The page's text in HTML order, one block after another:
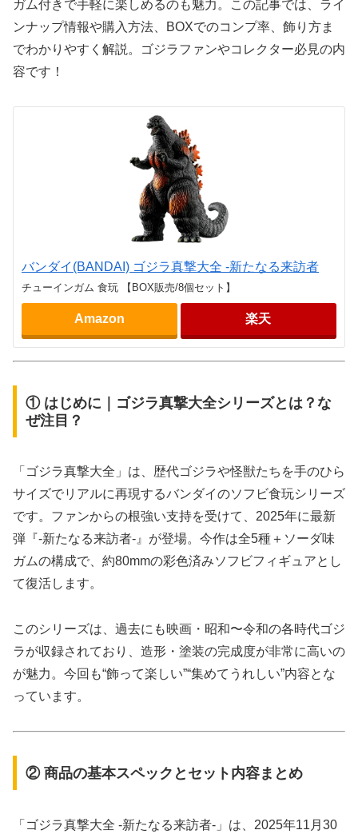
ガム付きで手軽に楽しめるのも魅力。この記事では、ライ
ンナップ情報や購入方法、BOXでのコンプ率、飾り方ま
でわかりやすく解説。ゴジラファンやコレクター必見の内
容です！
バンダイ(BANDAI) ゴジラ真撃大全 -新たなる来訪者
チューインガム 食玩 【BOX販売/8個セット】
Amazon 楽天
① はじめに｜ゴジラ真撃大全シリーズとは？な
ぜ注目？
「ゴジラ真撃大全」は、歴代ゴジラや怪獣たちを手のひら
サイズでリアルに再現するバンダイのソフビ食玩シリーズ
です。ファンからの根強い支持を受けて、2025年に最新
弾『-新たなる来訪者-』が登場。今作は全5種＋ソーダ味
ガムの構成で、約80mmの彩色済みソフビフィギュアとし
て復活します。
このシリーズは、過去にも映画・昭和〜令和の各時代ゴジ
ラが収録されており、造形・塗装の完成度が非常に高いの
が魅力。今回も“飾って楽しい”“集めてうれしい”内容とな
っています。
② 商品の基本スペックとセット内容まとめ
「ゴジラ真撃大全 -新たなる来訪者-」は、2025年11月30